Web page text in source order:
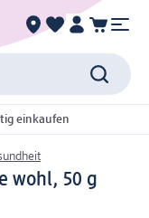
einkaufen
wohl, 50 g